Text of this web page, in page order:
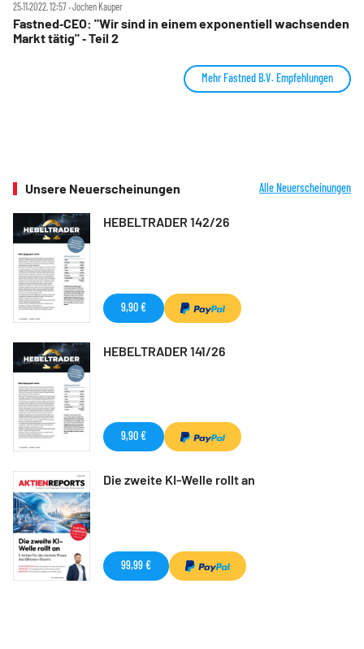
25.11.2022, 12:57 ‧ Jochen Kauper
Fastned‑CEO: "Wir sind in einem exponentiell wachsenden
Markt tätig" ‑ Teil 2
Mehr Fastned B.V. Empfehlungen
Unsere Neuerscheinungen Alle Neuerscheinungen
HEBELTRADER 142/26
9,90 €
HEBELTRADER 141/26
9,90 €
Die zweite KI-Welle rollt an
99,99 €